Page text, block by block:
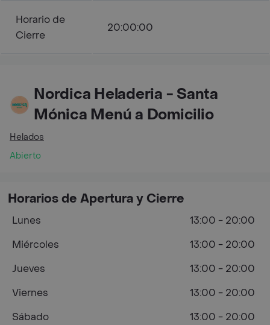
Horario de
Cierre
20:00:00
Nordica Heladeria - Santa
Mónica Menú a Domicilio
Helados
Abierto
Horarios de Apertura y Cierre
Lunes
13:00 - 20:00
Miércoles
13:00 - 20:00
Jueves
13:00 - 20:00
Viernes
13:00 - 20:00
Sábado
13:00 - 20:00